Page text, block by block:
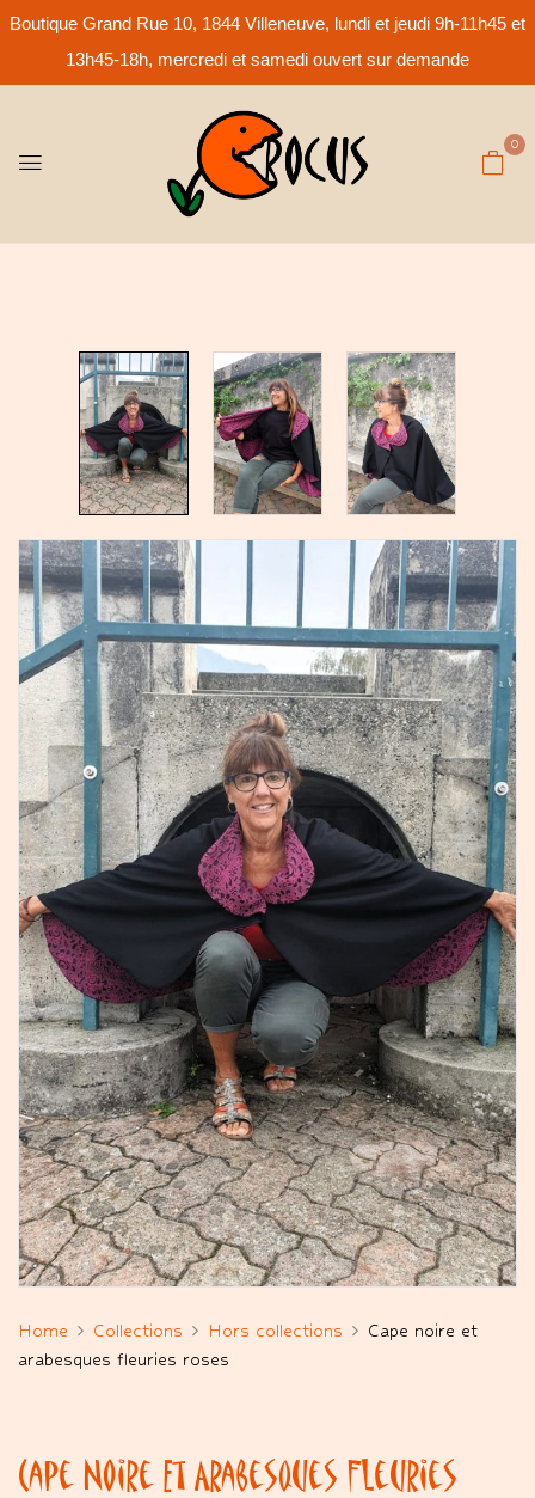
Boutique Grand Rue 10, 1844 Villeneuve, lundi et jeudi 9h-11h45 et
13h45-18h, mercredi et samedi ouvert sur demande
0
Home Collections Hors collections
Cape noire et
arabesques fleuries roses
Cape Noire Et Arabesques Fleuries